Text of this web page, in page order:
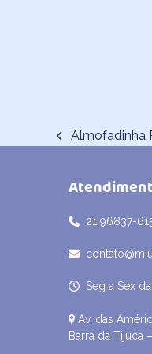
previous
Almofadinha
21 96837-
Seg a Sex
Av. das
Barra da Tijuca